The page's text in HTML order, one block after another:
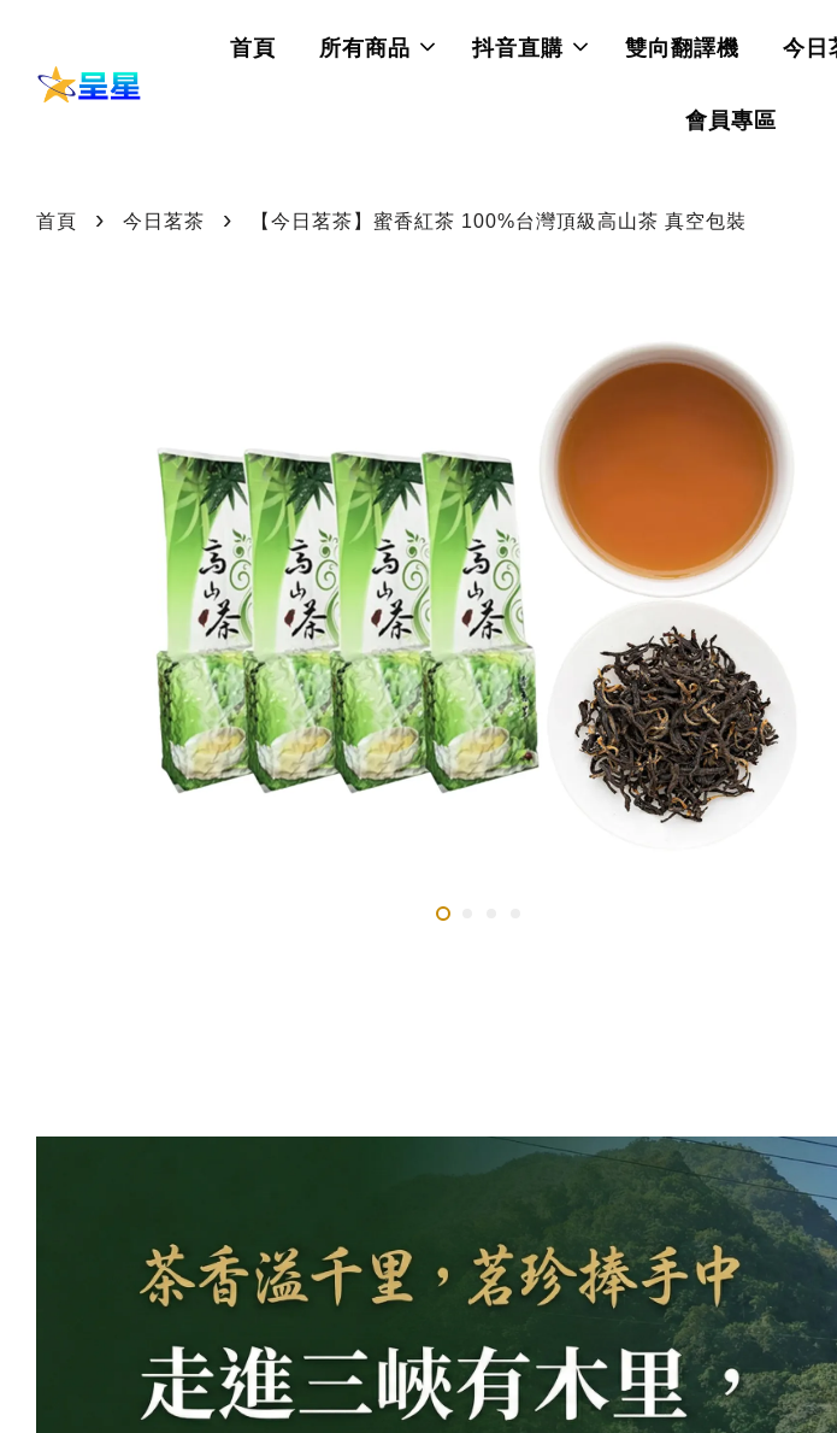
首頁 所有商品 抖音直購 雙向翻譯機 今日
會員專區
首頁 › 今日茗茶 › 【今日茗茶】蜜香紅茶 100%台灣頂級高山茶 真空包裝